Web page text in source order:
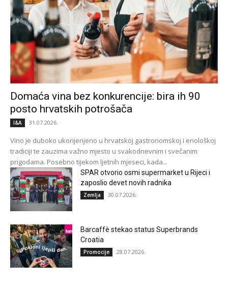
Domaća vina bez konkurencije: bira ih 90
posto hrvatskih potrošača
I&A 31.07.2026.
Vino je duboko ukorijenjeno u hrvatskoj gastronomskoj i enološkoj
tradiciji te zauzima važno mjesto u svakodnevnim i svečanim
prigodama. Posebno tijekom ljetnih mjeseci, kada...
SPAR otvorio osmi supermarket u Rijeci i
zaposlio devet novih radnika
Zemlja 30.07.2026.
Barcaffè stekao status Superbrands
Croatia
Promocije 28.07.2026.